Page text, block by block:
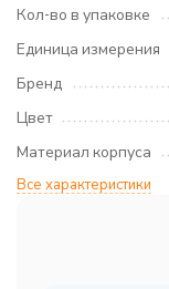
Кол-во в упаковке
Единица измерения
Бренд
Цвет
Материал корпуса
Все характеристики